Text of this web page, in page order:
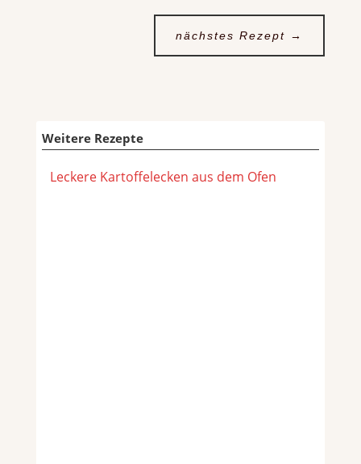
nächstes Rezept →
Weitere Rezepte
Leckere Kartoffelecken aus dem Ofen